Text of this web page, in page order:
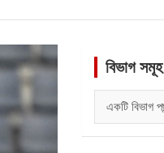
বিভাগ সমূহ
সমূহ